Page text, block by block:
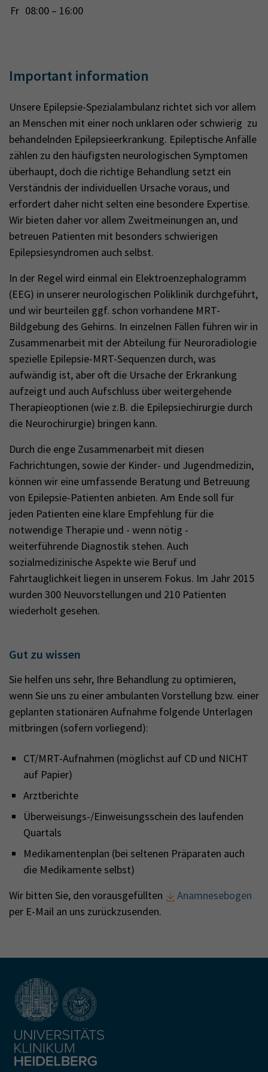
Fr 08:00 – 16:00
Important information
Unsere Epilepsie-Spezialambulanz richtet sich vor allem
an Menschen mit einer noch unklaren oder schwierig zu
behandelnden Epilepsieerkrankung. Epileptische Anfälle
zählen zu den häufigsten neurologischen Symptomen
überhaupt, doch die richtige Behandlung setzt ein
Verständnis der individuellen Ursache voraus, und
erfordert daher nicht selten eine besondere Expertise.
Wir bieten daher vor allem Zweitmeinungen an, und
betreuen Patienten mit besonders schwierigen
Epilepsiesyndromen auch selbst.
In der Regel wird einmal ein Elektroenzephalogramm
(EEG) in unserer neurologischen Poliklinik durchgeführt,
und wir beurteilen ggf. schon vorhandene MRT-
Bildgebung des Gehirns. In einzelnen Fällen führen wir in
Zusammenarbeit mit der Abteilung für Neuroradiologie
spezielle Epilepsie-MRT-Sequenzen durch, was
aufwändig ist, aber oft die Ursache der Erkrankung
aufzeigt und auch Aufschluss über weitergehende
Therapieoptionen (wie z.B. die Epilepsiechirurgie durch
die Neurochirurgie) bringen kann.
Durch die enge Zusammenarbeit mit diesen
Fachrichtungen, sowie der Kinder- und Jugendmedizin,
können wir eine umfassende Beratung und Betreuung
von Epilepsie-Patienten anbieten. Am Ende soll für
jeden Patienten eine klare Empfehlung für die
notwendige Therapie und - wenn nötig -
weiterführende Diagnostik stehen. Auch
sozialmedizinische Aspekte wie Beruf und
Fahrtauglichkeit liegen in unserem Fokus. Im Jahr 2015
wurden 300 Neuvorstellungen und 210 Patienten
wiederholt gesehen.
Gut zu wissen
Sie helfen uns sehr, Ihre Behandlung zu optimieren,
wenn Sie uns zu einer ambulanten Vorstellung bzw. einer
geplanten stationären Aufnahme folgende Unterlagen
mitbringen (sofern vorliegend):
CT/MRT-Aufnahmen (möglichst auf CD und NICHT
auf Papier)
Arztberichte
Überweisungs-/Einweisungsschein des laufenden
Quartals
Medikamentenplan (bei seltenen Präparaten auch
die Medikamente selbst)
Wir bitten Sie, den vorausgefüllten
Anamnesebogen
per E-Mail an uns zurückzusenden.